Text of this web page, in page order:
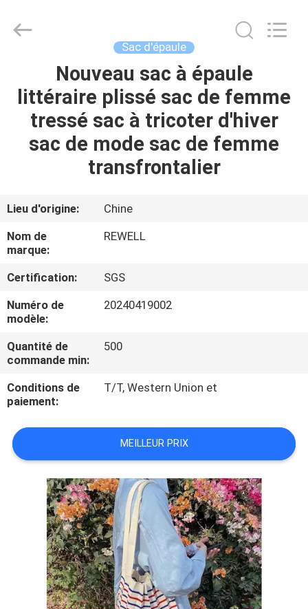
MAISON
PRODUITS
DE
NOUS
VISITE
D'USINE
CONTRÔLE
DE
QUALITÉ
PLAN
DU
PRIVACY
POLICY
Rights
Reserved.
Sac d'épaule
Nouveau sac à épaule
littéraire plissé sac de femme
tressé sac à tricoter d'hiver
sac de mode sac de femme
transfrontalier
Lieu d'origine:
Chine
Nom de
marque:
REWELL
Certification:
SGS
Numéro de
modèle:
20240419002
Quantité de
commande min:
500
Conditions de
paiement:
T/T, Western Union et
MEILLEUR PRIX